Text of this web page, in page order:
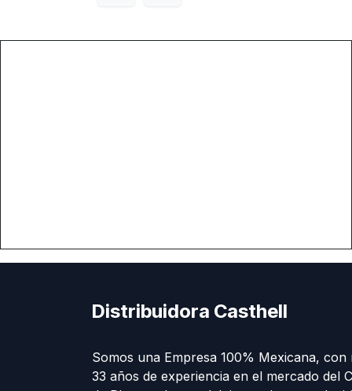
Distribuidora Casthell
Somos una Empresa 100% Mexicana, con
33 años de experiencia en el mercado del